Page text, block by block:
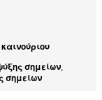
σημείων,
σημείων